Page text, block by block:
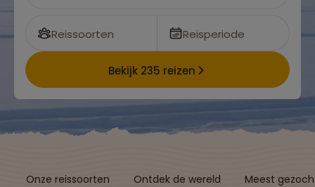
Reissoorten Reisperiode
Bekijk 235 reizen
Onze reissoorten Ontdek de wereld Meest